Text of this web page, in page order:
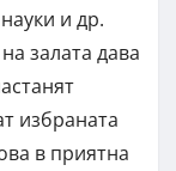
и др.
залата дава
избраната
в приятна